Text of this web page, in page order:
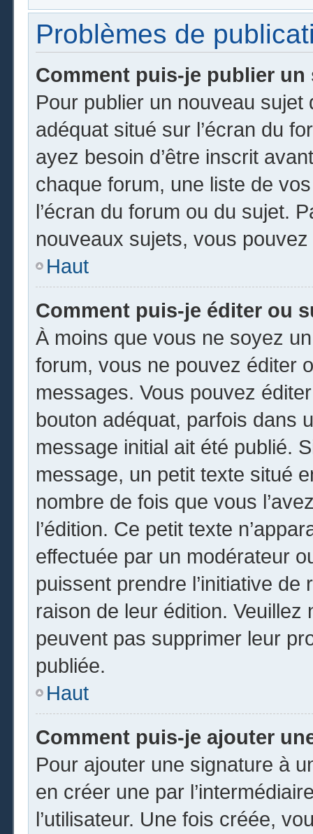
Problèmes de
Comment puis-je publier
Pour publier un nouveau
adéquat situé sur l’écran du
ayez besoin d’être inscrit
chaque forum, une liste de
l’écran du forum ou du sujet.
nouveaux sujets, vous
Haut
Comment puis-je éditer ou
À moins que vous ne soyez
forum, vous ne pouvez éditer
messages. Vous pouvez
bouton adéquat, parfois dans
message initial ait été publié.
message, un petit texte situé
nombre de fois que vous
l’édition. Ce petit texte
effectuée par un modérateur
puissent prendre l’initiative
raison de leur édition.
peuvent pas supprimer leur
publiée.
Haut
Comment puis-je ajouter
Pour ajouter une signature à
en créer une par
l’utilisateur. Une fois créée,